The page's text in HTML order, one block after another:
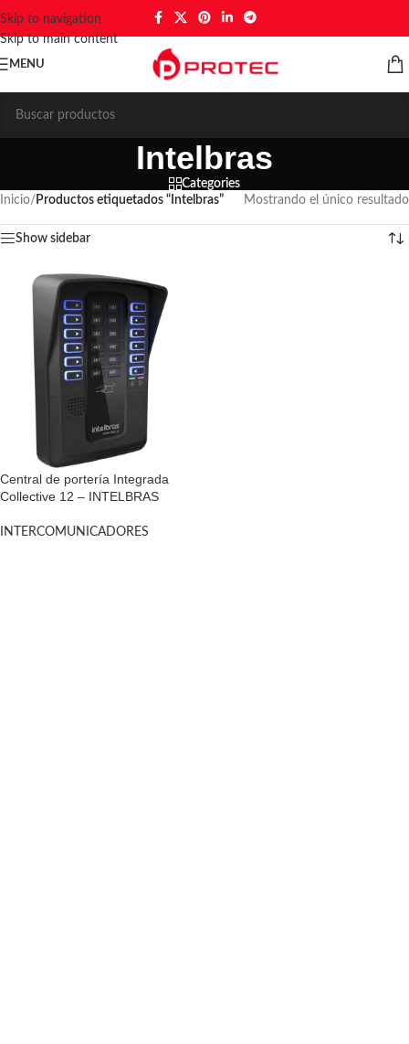
Skip to navigation
Skip to main content
MENU
Intelbras
Categories
Inicio/ Productos etiquetados “Intelbras” Mostrando el único resultado
Show sidebar
Central de portería Integrada
Collective 12 – INTELBRAS
INTERCOMUNICADORES